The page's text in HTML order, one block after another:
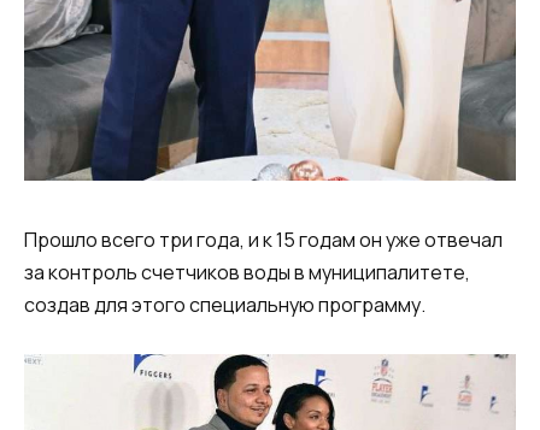
Прошло всего три года, и к 15 годам он уже отвечал
за контроль счетчиков воды в муниципалитете,
создав для этого специальную программу.